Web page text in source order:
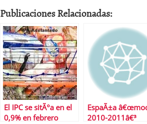
Publicaciones Relacionadas:
El IPC se sitÃºa en el
0,9% en febrero
EspaÃ±a
2010-2011â€³